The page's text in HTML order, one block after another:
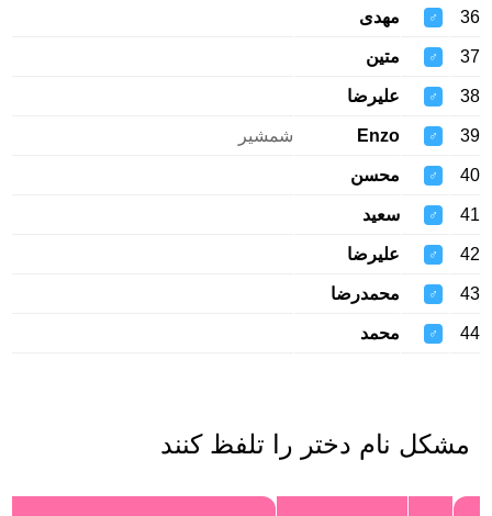
36
♂ مهدی
37
♂ متین
38
♂ علیرضا
39
♂
Enzo شمشیر
40
♂ محسن
41
♂ سعید
42
♂ علیرضا
43
♂ محمدرضا
44
♂ محمد
مشکل نام دختر را تلفظ کنند